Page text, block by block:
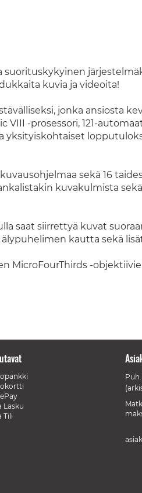
suorituskykyinen
kuvia ja videoita!
jonka ansiosta
VIII -prosessori, 121-
yksityiskohtaiset
sekä 16
kuvakulmista
saat siirrettyä kuvat
kautta sekä
MicroFourThirds -
Lasku
Tili
Puh.